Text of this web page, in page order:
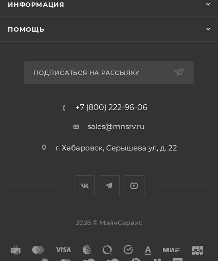
ИНФОРМАЦИЯ
ПОМОЩЬ
ПОДПИСАТЬСЯ НА РАССЫЛКУ
+7 (800) 222-96-06
sales@mnsrv.ru
г. Хабаровск, Серышева ул, д. 22
2026 © МэйнСервис